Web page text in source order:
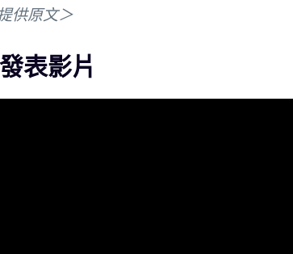
供原文＞
表影片